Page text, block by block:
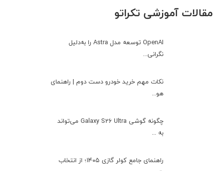
مقالات آموزشی تکراتو
OpenAI توسعه مدل Astra را به‌دلیل
نگرانی...
نکات مهم خرید خودرو دست دوم | راهنمای
هو...
چگونه گوشی Galaxy S26 Ultra می‌تواند
به ...
راهنمای جامع کولر گازی ۱۴۰۵؛ از انتخاب